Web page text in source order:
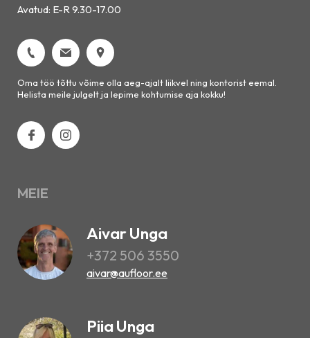
Avatud: E-R 9.30-17.00
Oma töö tõttu võime olla aeg-ajalt liikvel ning kontorist eemal.
Helista meile julgelt ja lepime kohtumise aja kokku!
MEIE
Aivar Unga
+372 506 3550
aivar@aufloor.ee
Piia Unga